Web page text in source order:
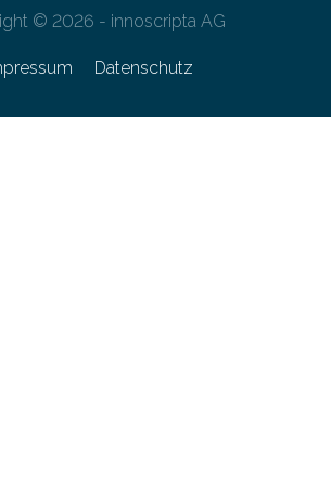
© 2026 - innoscripta AG
Datenschutz